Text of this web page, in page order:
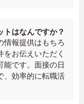
トはなんですか？
情報提供はもちろ
お伝えいただく
能です。面接の日
、効率的に転職活